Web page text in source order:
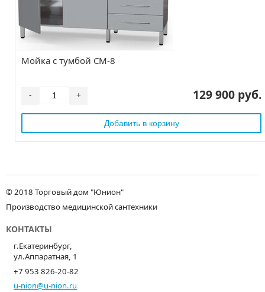
Мойка с тумбой СМ-8
- + 129 900 руб.
© 2018 Торговый дом "Юнион"
Производство медицинской сантехники
КОНТАКТЫ
г.Екатеринбург,
ул.Аппаратная, 1
+7 953 826-20-82
u-nion@u-nion.ru